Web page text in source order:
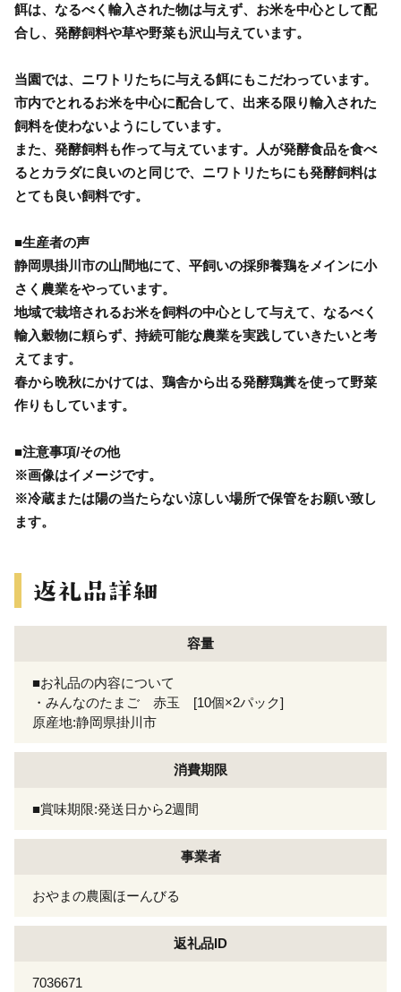
餌は、なるべく輸入された物は与えず、お米を中心として配
合し、発酵飼料や草や野菜も沢山与えています。
当園では、ニワトリたちに与える餌にもこだわっています。
市内でとれるお米を中心に配合して、出来る限り輸入された
飼料を使わないようにしています。
また、発酵飼料も作って与えています。人が発酵食品を食べ
るとカラダに良いのと同じで、ニワトリたちにも発酵飼料は
とても良い飼料です。
■生産者の声
静岡県掛川市の山間地にて、平飼いの採卵養鶏をメインに小
さく農業をやっています。
地域で栽培されるお米を飼料の中心として与えて、なるべく
輸入穀物に頼らず、持続可能な農業を実践していきたいと考
えてます。
春から晩秋にかけては、鶏舎から出る発酵鶏糞を使って野菜
作りもしています。
■注意事項/その他
※画像はイメージです。
※冷蔵または陽の当たらない涼しい場所で保管をお願い致し
ます。
容量
■お礼品の内容について
・みんなのたまご 赤玉 [10個×2パック]
原産地:静岡県掛川市
消費期限
■賞味期限:発送日から2週間
事業者
おやまの農園ほーんびる
返礼品ID
7036671